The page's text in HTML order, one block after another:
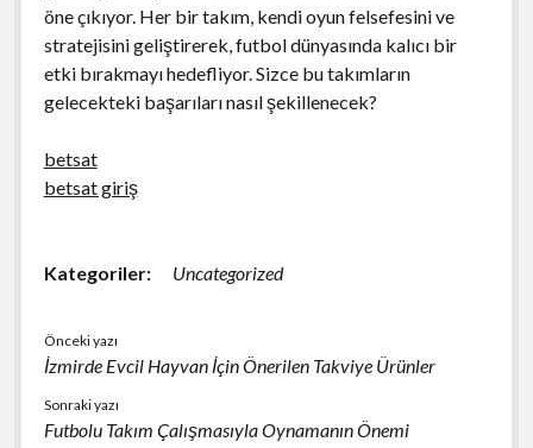
öne çıkıyor. Her bir takım, kendi oyun felsefesini ve
stratejisini geliştirerek, futbol dünyasında kalıcı bir
etki bırakmayı hedefliyor. Sizce bu takımların
gelecekteki başarıları nasıl şekillenecek?
betsat
betsat giriş
Kategoriler: Uncategorized
Önceki yazı
İzmirde Evcil Hayvan İçin Önerilen Takviye Ürünler
Sonraki yazı
Futbolu Takım Çalışmasıyla Oynamanın Önemi